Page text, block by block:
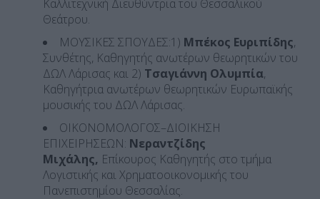
Καλλιτεχνική Διευθύντρια του Θεσσαλικού
Θεάτρου.
ΜΟΥΣΙΚΕΣ ΣΠΟΥΔΕΣ:1) Μπέκος Ευριπίδης,
Συνθέτης, Καθηγητής ανωτέρων θεωρητικών του
ΔΩΛ Λάρισας και 2) Τσαγιάννη Ολυμπία,
Καθηγήτρια ανωτέρων θεωρητικών Ευρωπαϊκής
μουσικής του ΔΩΛ Λάρισας.
ΟΙΚΟΝΟΜΟΛΟΓΟΣ–ΔΙΟΙΚΗΣΗ
ΕΠΙΧΕΙΡΗΣΕΩΝ: Νεραντζίδης
Μιχάλης, Επίκουρος Καθηγητής στο τμήμα
Λογιστικής και Χρηματοοικονομικής του
Πανεπιστημίου Θεσσαλίας.